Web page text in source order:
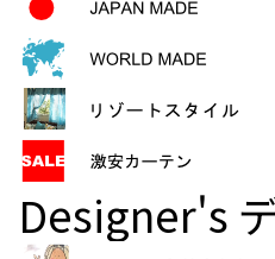
Designer's